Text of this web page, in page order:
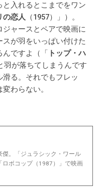
入れるとこまでをワン
の恋人 （1957）」）。
ャースとペアで映画に
が羽をいっぱい付けた
ですよ（「
トップ・ハ
羽が落ちてしまうんです
る。それでもフレッ
わらない。
。「ジュラシック・ワール
ロボコップ（1987）」で映画